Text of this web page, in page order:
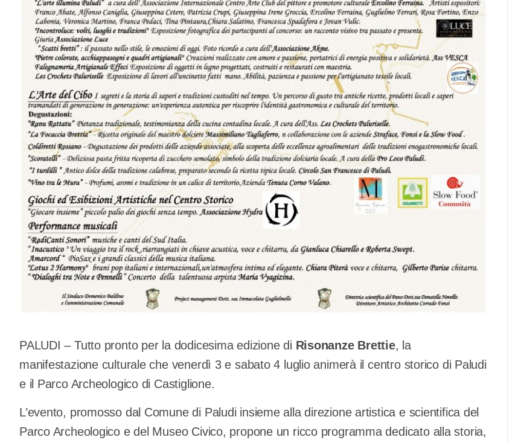
PALUDI – Tutto pronto per la dodicesima edizione di Risonanze Brettie, la
manifestazione culturale che venerdì 3 e sabato 4 luglio animerà il centro storico di Paludi
e il Parco Archeologico di Castiglione.
L’evento, promosso dal Comune di Paludi insieme alla direzione artistica e scientifica del
Parco Archeologico e del Museo Civico, propone un ricco programma dedicato alla storia,